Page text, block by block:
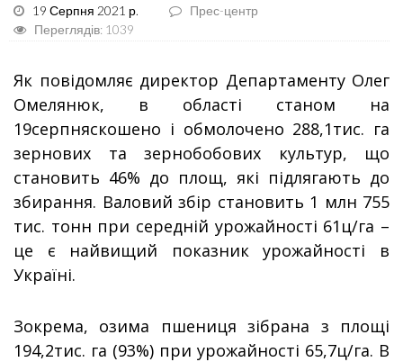
19 Серпня 2021 р.
Прес-центр
Переглядів: 1039
Як повідомляє директор Департаменту Олег
Омелянюк, в області станом на
19серпняскошено і обмолочено 288,1тис. га
зернових та зернобобових культур, що
становить 46% до площ, які підлягають до
збирання. Валовий збір становить 1 млн 755
тис. тонн при середній урожайності 61ц/га –
це є найвищий показник урожайності в
Україні.
Зокрема, озима пшениця зібрана з площі
194,2тис. га (93%) при урожайності 65,7ц/га. В